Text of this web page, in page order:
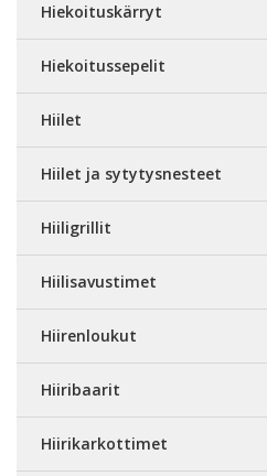
Hiekoituskärryt
Hiekoitussepelit
Hiilet
Hiilet ja sytytysnesteet
Hiiligrillit
Hiilisavustimet
Hiirenloukut
Hiiribaarit
Hiirikarkottimet